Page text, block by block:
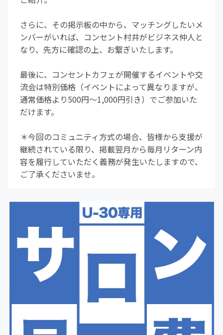
さらに、その掲示板の中から、マッチングしたいメ
ンバーがいれば、コンセント村井がビジネス仲人と
なり、先方に確認の上、お繋ぎいたします。
最後に、コンセントカフェが開催するイベントや交
流会は特別価格（イベントによって異なりますが、
通常価格より500円〜1,000円引き）でご参加いた
だけます。
＊今回のコミュニティ方式の場合、皆様から支援が
継続されている限り、掲載翌月から毎月リターン内
容を履行していただく義務が発生いたしますので、
ご了承くださいませ。